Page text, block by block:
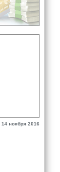
14 ноября 2016